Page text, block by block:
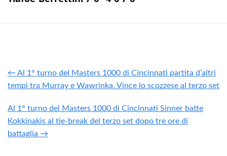
← Al 1° turno del Masters 1000 di Cincinnati partita d’altri
tempi tra Murray e Wawrinka. Vince lo scozzese al terzo set
Al 1° turno del Masters 1000 di Cincinnati Sinner batte
Kokkinakis al tie-break del terzo set dopo tre ore di
battaglia →